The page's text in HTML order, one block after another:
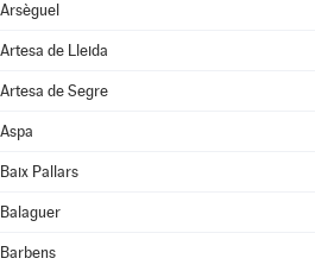
Arsèguel
Artesa de Lleida
Artesa de Segre
Aspa
Baix Pallars
Balaguer
Barbens